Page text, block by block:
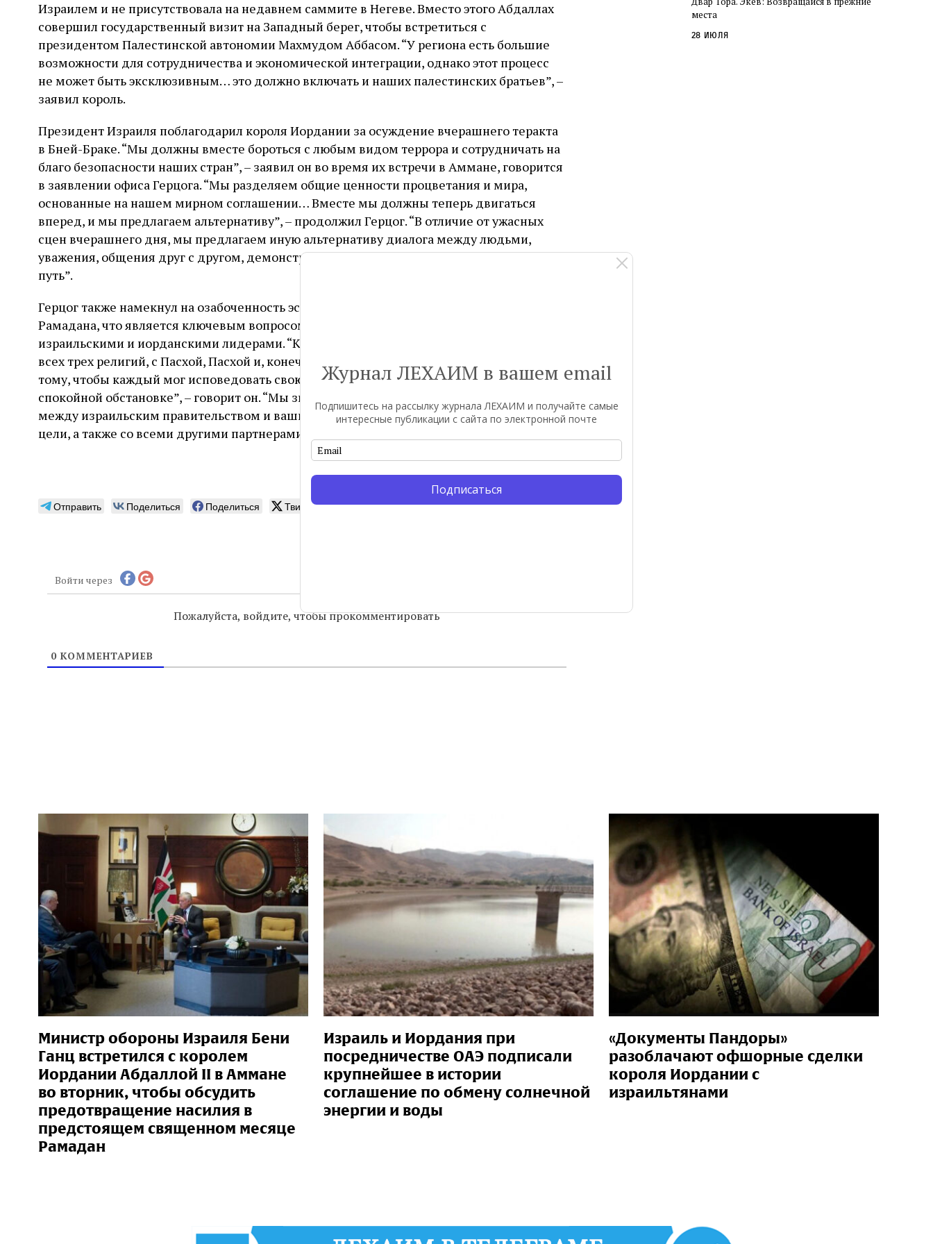
Израилем и не присутствовала на недавнем саммите в Негеве. Вместо этого Абдаллах
совершил государственный визит на Западный берег, чтобы встретиться с
президентом Палестинской автономии Махмудом Аббасом. “У региона есть большие
возможности для сотрудничества и экономической интеграции, однако этот процесс
не может быть эксклюзивным… это должно включать и наших палестинских братьев”, –
заявил король.
Президент Израиля поблагодарил короля Иордании за осуждение вчерашнего теракта
в Бней-Браке. “Мы должны вместе бороться с любым видом террора и сотрудничать на
благо безопасности наших стран”, – заявил он во время их встречи в Аммане, говорится
в заявлении офиса Герцога. “Мы разделяем общие ценности процветания и мира,
основанные на нашем мирном соглашении… Вместе мы должны теперь двигаться
вперед, и мы предлагаем альтернативу”, – продолжил Герцог. “В отличие от ужасных
сцен вчерашнего дня, мы предлагаем иную альтернативу диалога между людьми,
уважения, общения друг с другом, демонстрации региону, что может быть другой
путь”.
Герцог также намекнул на озабоченность эскалацией напряженности во время
Рамадана, что является ключевым вопросом недавних переговоров между
израильскими и иорданскими лидерами. “Когда мы вступаем в эти священные дни для
всех трех религий, с Пасхой, Пасхой и, конечно же, Рамаданом, мы должны двигаться к
тому, чтобы каждый мог исповедовать свою веру в безопасности, под защитой, в
спокойной обстановке”, – говорит он. “Мы знаем, что существует постоянный диалог
между израильским правительством и вашим правительством в достижении этой
цели, а также со всеми другими партнерами в регионе”, – заключил президент.
Отправить Поделиться Поделиться Твитнуть
Войти через
Пожалуйста, войдите, чтобы прокомментировать
0КОММЕНТАРИЕВ
слово в переводе Библии
места
28 июля
Министр обороны Израиля Бени
Ганц встретился с королем
Иордании Абдаллой II в Аммане
во вторник, чтобы обсудить
предотвращение насилия в
предстоящем священном месяце
Рамадан
Израиль и Иордания при
посредничестве ОАЭ подписали
крупнейшее в истории
соглашение по обмену солнечной
энергии и воды
«Документы Пандоры»
разоблачают офшорные сделки
короля Иордании с
израильтянами
Журнал ЛЕХАИМ в вашем email
Подпишитесь на рассылку журнала ЛЕХАИМ и получайте самые
интересные публикации с сайта по электронной почте
Подписаться